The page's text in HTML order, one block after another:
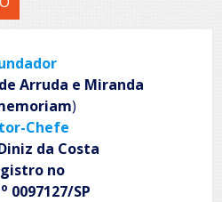
Arruda e Miranda
)
Chefe
da Costa
no
o 0097127/SP